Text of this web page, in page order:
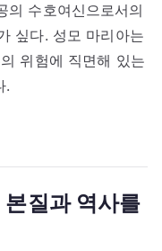
의 수호여신으로서의
싶다. 성모 마리아는
위험에 직면해 있는
.
질과 역사를